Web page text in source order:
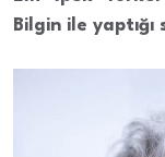
Bilgin ile yaptığı